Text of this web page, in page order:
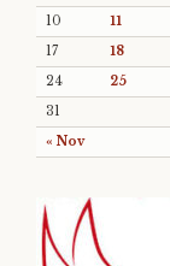
« Nov
10
11
17
18
24
25
31